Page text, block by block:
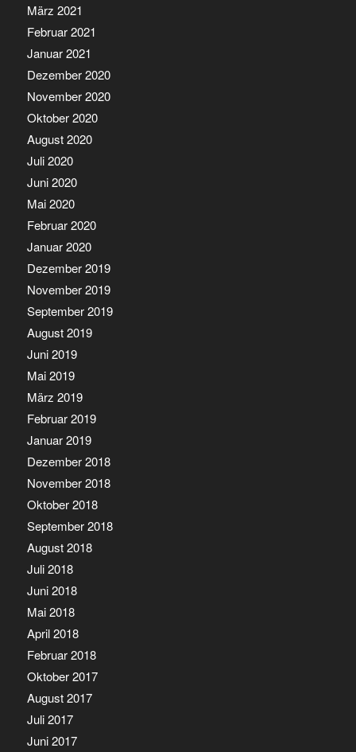
März 2021
Februar 2021
Januar 2021
Dezember 2020
November 2020
Oktober 2020
August 2020
Juli 2020
Juni 2020
Mai 2020
Februar 2020
Januar 2020
Dezember 2019
November 2019
September 2019
August 2019
Juni 2019
Mai 2019
März 2019
Februar 2019
Januar 2019
Dezember 2018
November 2018
Oktober 2018
September 2018
August 2018
Juli 2018
Juni 2018
Mai 2018
April 2018
Februar 2018
Oktober 2017
August 2017
Juli 2017
Juni 2017